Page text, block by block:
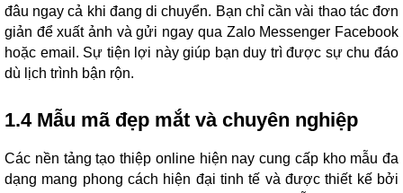
đâu ngay cả khi đang di chuyển. Bạn chỉ cần vài thao tác đơn
giản để xuất ảnh và gửi ngay qua Zalo Messenger Facebook
hoặc email. Sự tiện lợi này giúp bạn duy trì được sự chu đáo
dù lịch trình bận rộn.
1.4 Mẫu mã đẹp mắt và chuyên nghiệp
Các nền tảng tạo thiệp online hiện nay cung cấp kho mẫu đa
dạng mang phong cách hiện đại tinh tế và được thiết kế bởi